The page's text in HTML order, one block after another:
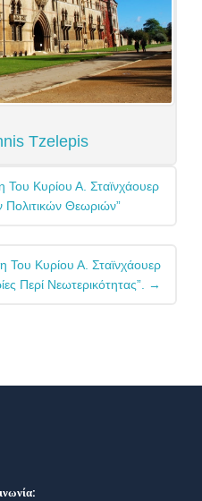
Tzelepis
Κυρίου Α. Σταϊνχάουερ
Πολιτικών Θεωριών”
Του Κυρίου Α. Σταϊνχάουερ
Περί Νεωτερικότητας”. →